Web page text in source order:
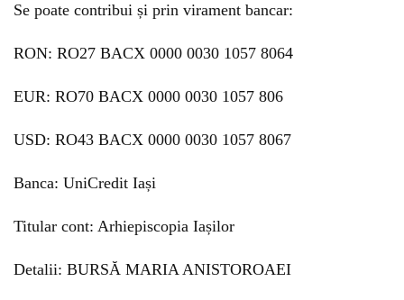
Se poate contribui și prin virament bancar:
RON: RO27 BACX 0000 0030 1057 8064
EUR: RO70 BACX 0000 0030 1057 806
USD: RO43 BACX 0000 0030 1057 8067
Banca: UniCredit Iași
Titular cont: Arhiepiscopia Iașilor
Detalii: BURSĂ MARIA ANISTOROAEI